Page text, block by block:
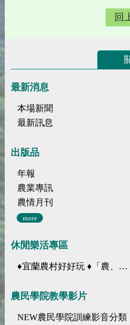
回
最新消息
本場新聞
最新訊息
出版品
年報
農業專訊
農情月刊
more
休閒樂活專區
♦宜蘭農村好好玩 ♦「農、藝、山、水」四條遊程推薦
農民學院教學影片
NEW農民學院訓練影音分類